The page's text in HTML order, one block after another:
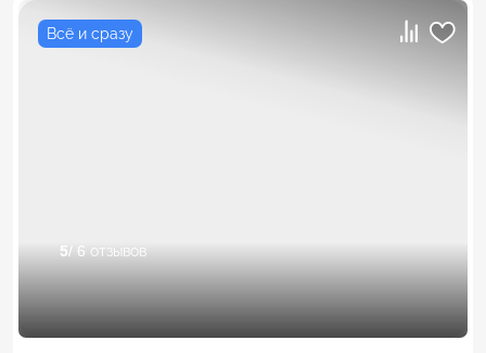
Всё и сразу
5/ 6 отзывов